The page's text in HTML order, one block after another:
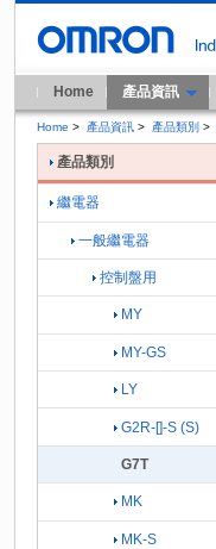
Home 產品資訊
Home > 產品資訊 > 產品類別 >
產品類別
繼電器
一般繼電器
控制盤用
MY
MY-GS
LY
G2R-[]-S (S)
G7T
MK
MK-S